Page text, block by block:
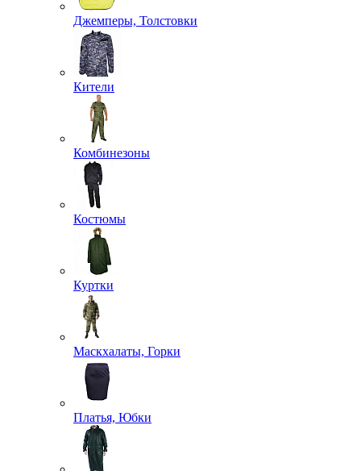
Джемперы, Толстовки
Кители
Комбинезоны
Костюмы
Куртки
Маскхалаты, Горки
Платья, Юбки